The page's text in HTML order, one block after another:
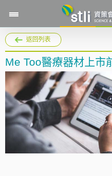
返回列表
Me Too醫療器材上市